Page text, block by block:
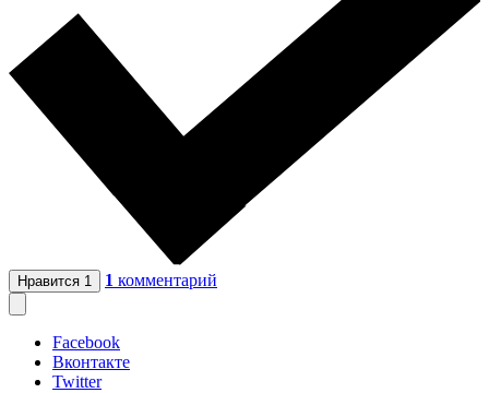
Нравится 1 1 комментарий
Facebook
Вконтакте
Twitter